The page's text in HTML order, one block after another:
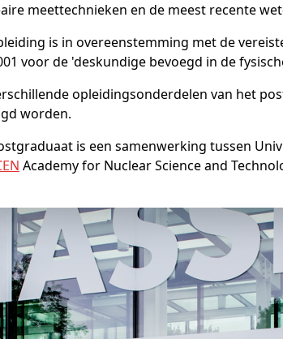
meettechnieken en de meest recente
is in overeenstemming met de
voor de 'deskundige bevoegd in de
opleidingsonderdelen van het
worden.
is een samenwerking tussen
Academy for Nuclear Science and